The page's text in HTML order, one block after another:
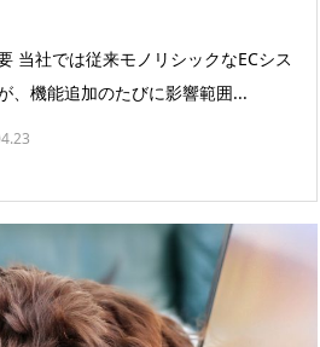
当社では従来モノリシックなECシス
、機能追加のたびに影響範囲...